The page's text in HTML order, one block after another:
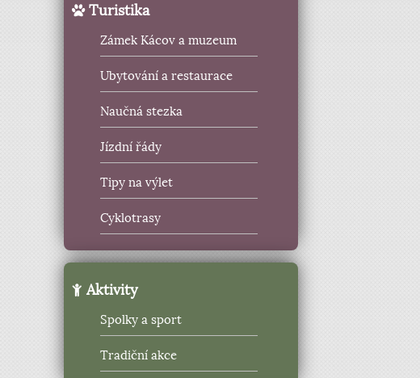
Turistika
Zámek Kácov a muzeum
Ubytování a restaurace
Naučná stezka
Jízdní řády
Tipy na výlet
Cyklotrasy
Aktivity
Spolky a sport
Tradiční akce